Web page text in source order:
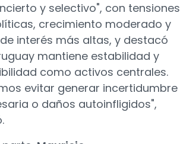
y selectivo", con tensiones
crecimiento moderado y
interés más altas, y destacó
mantiene estabilidad y
como activos centrales.
evitar generar incertidumbre
o daños autoinfligidos",